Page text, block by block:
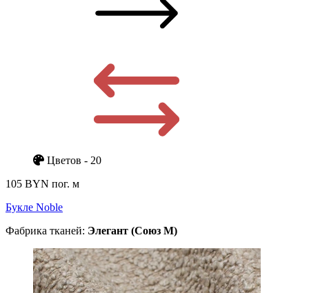
Цветов - 20
105 BYN пог. м
Букле Noble
Фабрика тканей: Элегант (Союз М)